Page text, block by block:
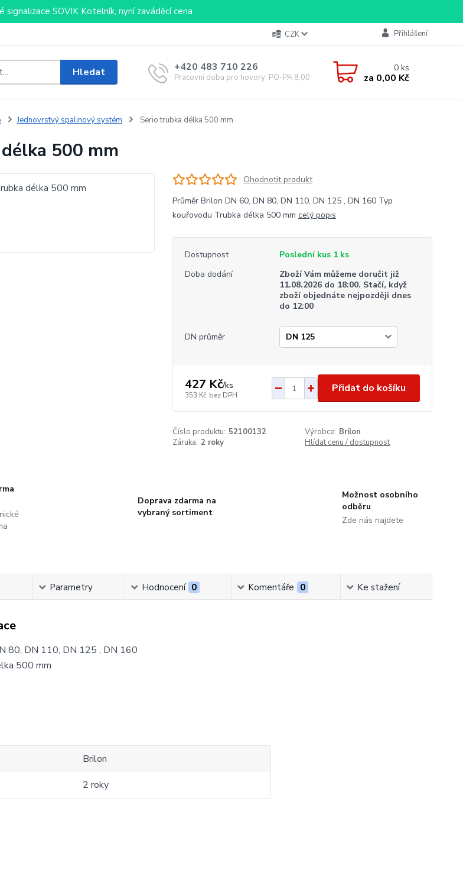
signalizace SOVIK Kotelník, nyní zaváděcí cena
CZK Přihlášení
Hledat +420 483 710 226
Pracovní doba pro hovory: PO-PA 8,00-16,00
0ks
za 0,00 Kč
Jednovrstvý spalinový systém Serio trubka délka 500 mm
500 mm
Ohodnotit produkt
Průměr Brilon DN 60, DN 80, DN 110, DN 125 , DN 160 Typ
kouřovodu Trubka délka 500 mm celý popis
Dostupnost
Poslední kus 1 ks
Doba dodání
Zboží Vám můžeme doručit již
11.08.2026 do 18:00. Stačí, když
zboží objednáte nejpozději dnes
do 12:00
DN průměr
427 Kč/ks
353 Kč bez DPH
Přidat do košíku
Číslo produktu: 52100132 Výrobce: Brilon
Záruka: 2 roky Hlídat cenu / dostupnost
Doprava zdarma na
vybraný sortiment
Možnost osobního
odběru
Zde nás najdete
Parametry Hodnocení 0 Komentáře 0 Ke stažení
80, DN 110, DN 125 , DN 160
500 mm
Brilon
2 roky